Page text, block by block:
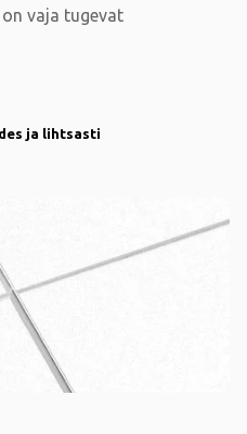
vaja tugevat
ja lihtsasti